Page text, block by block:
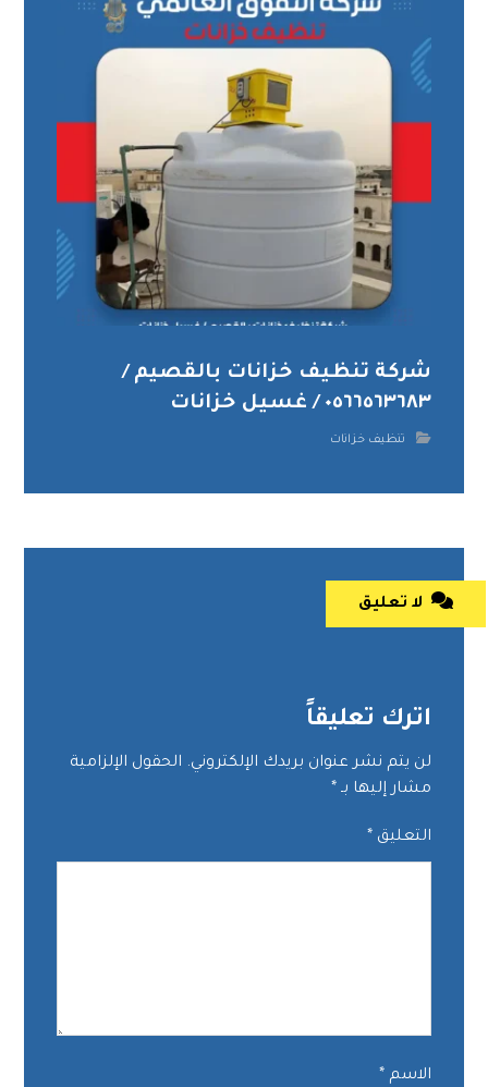
شركة تنظيف خزانات بالقصيم /
٠٥٦٦٥٦٣٦٨٣ / غسيل خزانات
تنظيف خزانات
لا تعليق
اترك تعليقاً
لن يتم نشر عنوان بريدك الإلكتروني. الحقول الإلزامية
مشار إليها بـ *
التعليق *
الاسم *